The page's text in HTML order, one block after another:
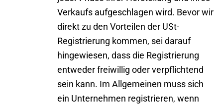
Verkaufs aufgeschlagen wird. Bevor wir
direkt zu den Vorteilen der USt-
Registrierung kommen, sei darauf
hingewiesen, dass die Registrierung
entweder freiwillig oder verpflichtend
sein kann. Im Allgemeinen muss sich
ein Unternehmen registrieren, wenn